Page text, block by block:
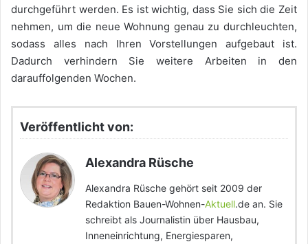
durchgeführt werden. Es ist wichtig, dass Sie sich die Zeit
nehmen, um die neue Wohnung genau zu durchleuchten,
sodass alles nach Ihren Vorstellungen aufgebaut ist.
Dadurch verhindern Sie weitere Arbeiten in den
darauffolgenden Wochen.
Veröffentlicht von:
Alexandra Rüsche
Alexandra Rüsche gehört seit 2009 der
Redaktion Bauen-Wohnen-Aktuell.de an. Sie
schreibt als Journalistin über Hausbau,
Inneneinrichtung, Energiesparen,